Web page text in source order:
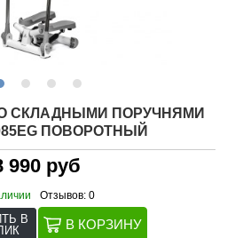
СКЛАДНЫМИ ПОРУЧНЯМИ
ПОВОРОТНЫЙ
990 руб
Отзывов: 0
В